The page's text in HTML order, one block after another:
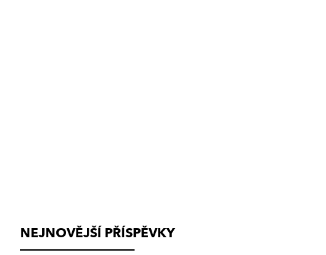
NEJNOVĚJŠÍ PŘÍSPĚVKY